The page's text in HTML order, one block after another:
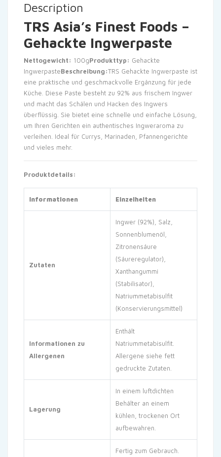
Description
TRS Asia’s Finest Foods –
Gehackte Ingwerpaste
Nettogewicht: 100gProdukttyp: Gehackte
IngwerpasteBeschreibung:TRS Gehackte Ingwerpaste ist
eine praktische und geschmackvolle Ergänzung für jede
Küche. Diese Paste besteht zu 92% aus frischem Ingwer
und macht das Schälen und Hacken des Ingwers
überflüssig. Sie bietet eine schnelle und einfache Lösung,
um Ihren Gerichten ein authentisches Ingweraroma zu
verleihen. Ideal für Currys, Marinaden, Pfannengerichte
und vieles mehr.
Produktdetails:
Informationen Einzelheiten
Zutaten
Ingwer (92%), Salz,
Sonnenblumenöl,
Zitronensäure
(Säureregulator),
Xanthangummi
(Stabilisator),
Natriummetabisulfit
(Konservierungsmittel)
Informationen zu
Allergenen
Enthält
Natriummetabisulfit.
Allergene siehe fett
gedruckte Zutaten.
Lagerung
In einem luftdichten
Behälter an einem
kühlen, trockenen Ort
aufbewahren.
Fertig zum Gebrauch.